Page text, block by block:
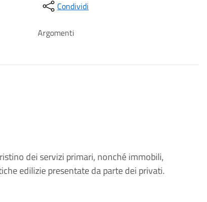
Condividi
Argomenti
dei servizi primari, nonché immobili,
edilizie presentate da parte dei privati.